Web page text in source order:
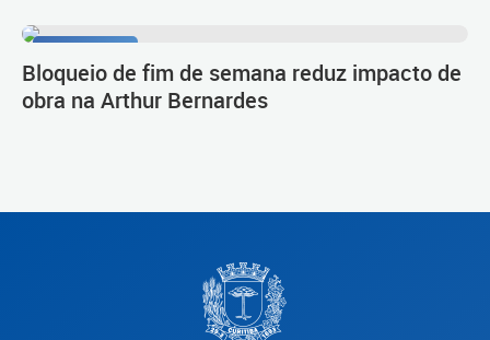
Bloqueio de fim de semana reduz impacto de
obra na Arthur Bernardes